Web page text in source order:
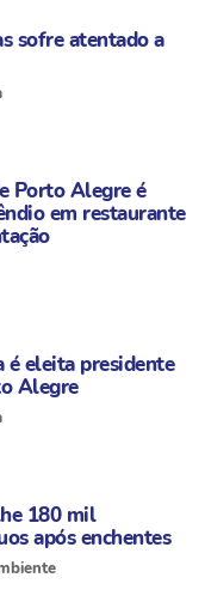
sofre atentado a
Porto Alegre é
em restaurante
é eleita presidente
Alegre
180 mil
após enchentes